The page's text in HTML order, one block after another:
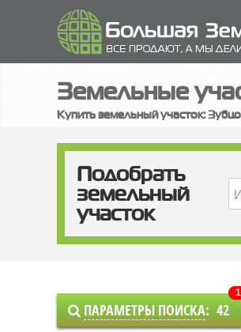
Земельные
Купить земельный участок:
Подобрать
земельный
участок
ПАРАМЕТРЫ ПОИСКА: 42
1